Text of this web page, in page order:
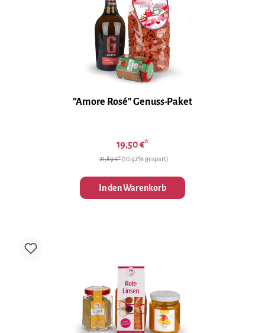
"Amore Rosé" Genuss-Paket
19,50 €*
21,89 €* (10.92% gespart)
In den Warenkorb